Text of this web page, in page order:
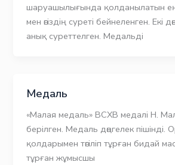
шаруашылығында қолданылатын
мен өгіздің суреті бейнеленген. Екі
анық суреттелген. Медальді
Медаль
«Малая медаль» ВСХВ медалі Н.
берілген. Медаль дөңгелек
қолдарымен төгіліп тұрған бидай
тұрған жұмысшы